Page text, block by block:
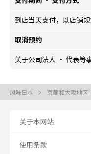
到店当天支付，以店铺
取消预约
关于公司法人 · 代表等
风味日本 京都和大阪地区
关于本网站
使用条款